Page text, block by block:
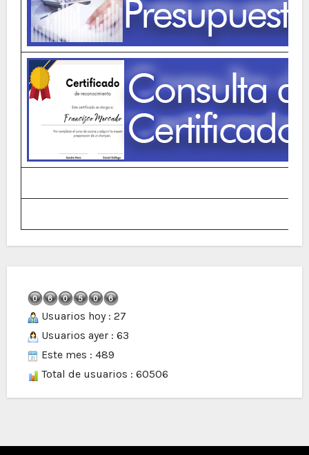
Usuarios hoy : 27
Usuarios ayer : 63
Este mes : 489
Total de usuarios : 60506